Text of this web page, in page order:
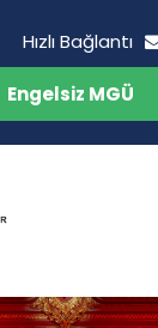
Hızlı Bağlantı
Engelsiz MGÜ